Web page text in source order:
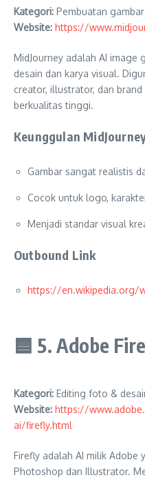
Kategori: Pembuatan
Website: https://
MidJourney adalah AI
desain dan karya visual.
creator, illustrator, dan
berkualitas tinggi.
Keunggulan
Gambar sangat realistis
Cocok untuk logo,
Menjadi standar visual
Outbound Link
https://en.wikipedia.org/
🟦 5. Adobe
Kategori: Editing foto &
Website: https://
ai/firefly.html
Firefly adalah AI milik Adobe
Photoshop dan Illustrator.